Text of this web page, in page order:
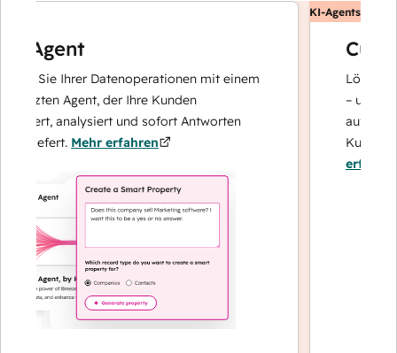
Agent
Sie Ihrer Datenoperationen mit einem
Agent, der Ihre Kunden
analysiert und sofort Antworten
liefert.Mehr erfahren
KI-Agents
Löst
– und
auf
erfahren